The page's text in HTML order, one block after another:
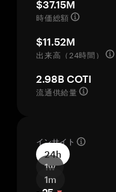
$37.15M
時価総額
$11.52M
出来高（24時間）
2.98B COTI
流通供給量
インサイト
24h
1w
1m